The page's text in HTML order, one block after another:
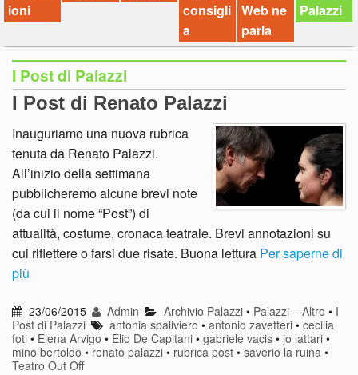
Chi siamo
Contatti
dT in English
ioni
consigli
a
Web ne
parla
Palazzi
I Post di Palazzi
I Post di Renato Palazzi
Inauguriamo una nuova rubrica
tenuta da Renato Palazzi.
All’inizio della settimana
pubblicheremo alcune brevi note
(da cui il nome “Post”) di
attualità, costume, cronaca teatrale. Brevi annotazioni su
cui riflettere o farsi due risate. Buona lettura Per saperne di
più
23/06/2015 Admin Archivio Palazzi• Palazzi – Altro • I
Post di Palazzi
antonia spaliviero •antonio zavetteri •cecilia
foti • Elena Arvigo • Elio De Capitani • gabriele vacis • jo lattari •
mino bertoldo • renato palazzi • rubrica post • saverio la ruina •
Teatro Out Off